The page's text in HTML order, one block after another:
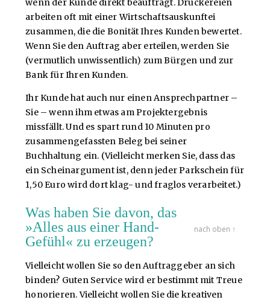
arbeiten oft mit einer Wirtschaftsauskunftei
zusammen, die die Bonität Ihres Kunden bewertet.
Wenn Sie den Auftrag aber erteilen, werden Sie
(vermutlich unwissentlich) zum Bürgen und zur
Bank für Ihren Kunden.
Ihr Kunde hat auch nur einen Ansprechpartner –
Sie – wenn ihm etwas am Projektergebnis
missfällt. Und es spart rund 10 Minuten pro
zusammengefassten Beleg bei seiner
Buchhaltung ein. (Vielleicht merken Sie, dass das
ein Scheinargument ist, denn jeder Parkschein für
1,50 Euro wird dort klag- und fraglos verarbeitet.)
Was haben Sie davon, das
»Alles aus einer Hand-
Gefühl« zu erzeugen?
nach oben ↑
Vielleicht wollen Sie so den Auftraggeber an sich
binden? Guten Service wird er bestimmt mit Treue
honorieren. Vielleicht wollen Sie die kreativen